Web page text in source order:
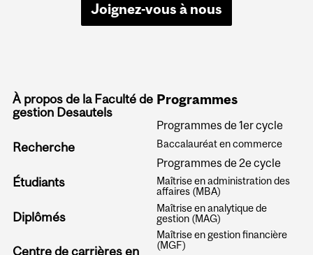
Joignez-vous à nous
À propos de la Faculté de
gestion Desautels
Recherche
Étudiants
Diplômés
Centre de carrières en
Programmes
Programmes de 1er cycle
Baccalauréat en commerce
Programmes de 2e cycle
Maîtrise en administration des
affaires (MBA)
Maîtrise en analytique de
gestion (MAG)
Maîtrise en gestion financière
(MGF)